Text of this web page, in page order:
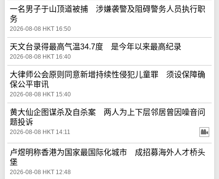
一名男子于山顶道被捕 涉嫌袭警及阻碍警务人员执行职
务
2026-08-08 HKT 16:50
天文台录得最高气温34.7度 是今年以来最高纪录
2026-08-08 HKT 16:40
大律师公会原则同意新增持续性侵犯儿童罪 须设保障确
保公平审讯
2026-08-08 HKT 15:40
黄大仙企图谋杀及自杀案 两人为上下层邻居曾因噪音问
题投诉
2026-08-08 HKT 14:11
卢煜明称香港为国家最国际化城市 成招募海外人才桥头
堡
2026-08-08 HKT 12:48